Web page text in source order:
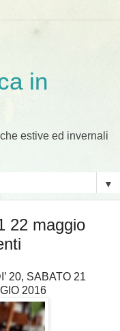
in
estive ed invernali
▼
22 maggio
20, SABATO 21
2016